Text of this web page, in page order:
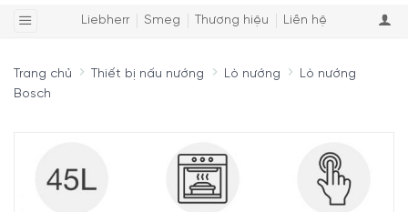
Liebherr Smeg Thương hiệu Liên hệ
Trang chủ Thiết bị nấu nướng Lò nướng
Lò nướng
Bosch